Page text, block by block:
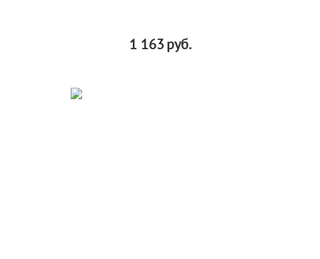
1 163руб.